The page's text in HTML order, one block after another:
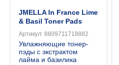
JMELLA In France Lime
& Basil Toner Pads
Артикул: 8809711718882
Увлажняющие тонер-
пэды с экстрактом
лайма и базилика